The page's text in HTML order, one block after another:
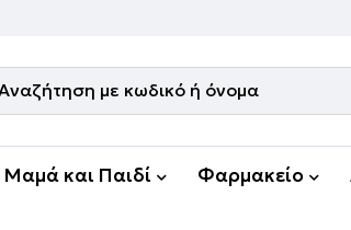
Μαμά και Παιδί Φαρμακείο